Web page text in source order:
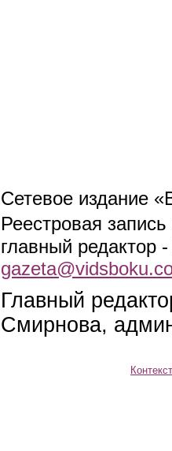
Сетевое издание
Реестровая
главный
Главный
Смирнова,